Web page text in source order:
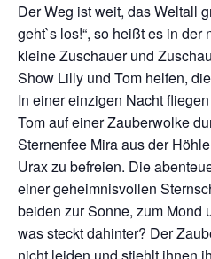
Der Weg ist weit, das Weltall
geht`s los!“, so heißt es in der
kleine Zuschauer und
Show Lilly und Tom helfen,
In einer einzigen Nacht
Tom auf einer Zauberwolke
Sternenfee Mira aus der
Urax zu befreien. Die
einer geheimnisvollen
beiden zur Sonne, zum Mond
was steckt dahinter? Der